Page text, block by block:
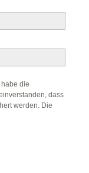
die
dass
werden. Die